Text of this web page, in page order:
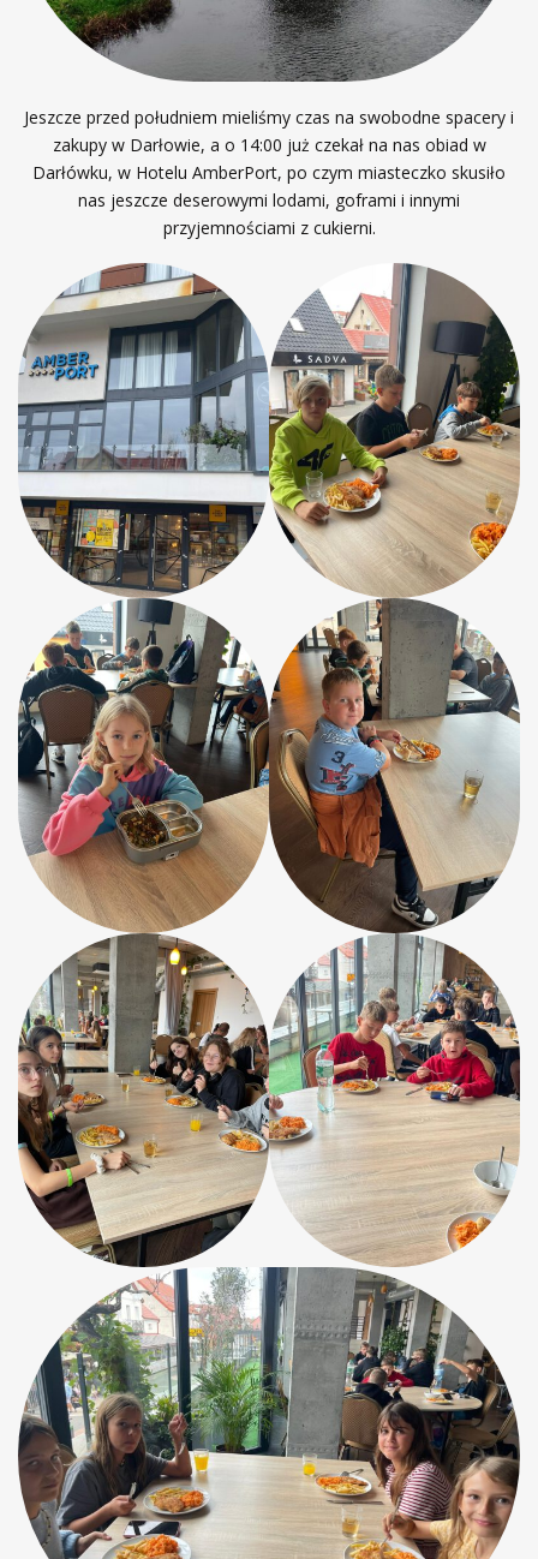
Jeszcze przed południem mieliśmy czas na swobodne spacery i
zakupy w Darłowie, a o 14:00 już czekał na nas obiad w
Darłówku, w Hotelu AmberPort, po czym miasteczko skusiło
nas jeszcze deserowymi lodami, goframi i innymi
przyjemnościami z cukierni.